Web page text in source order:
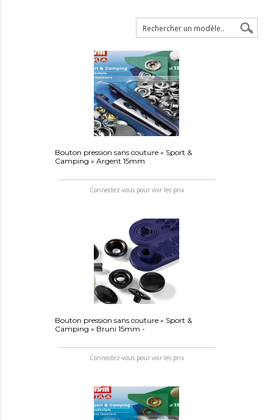
Bouton pression sans couture « Sport &
Camping » Argent 15mm
Connectez-vous pour voir les prix
Bouton pression sans couture « Sport &
Camping » Bruni 15mm -
Connectez-vous pour voir les prix